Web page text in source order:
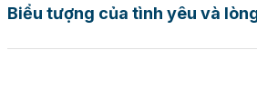
Biểu tượng của tình yêu và